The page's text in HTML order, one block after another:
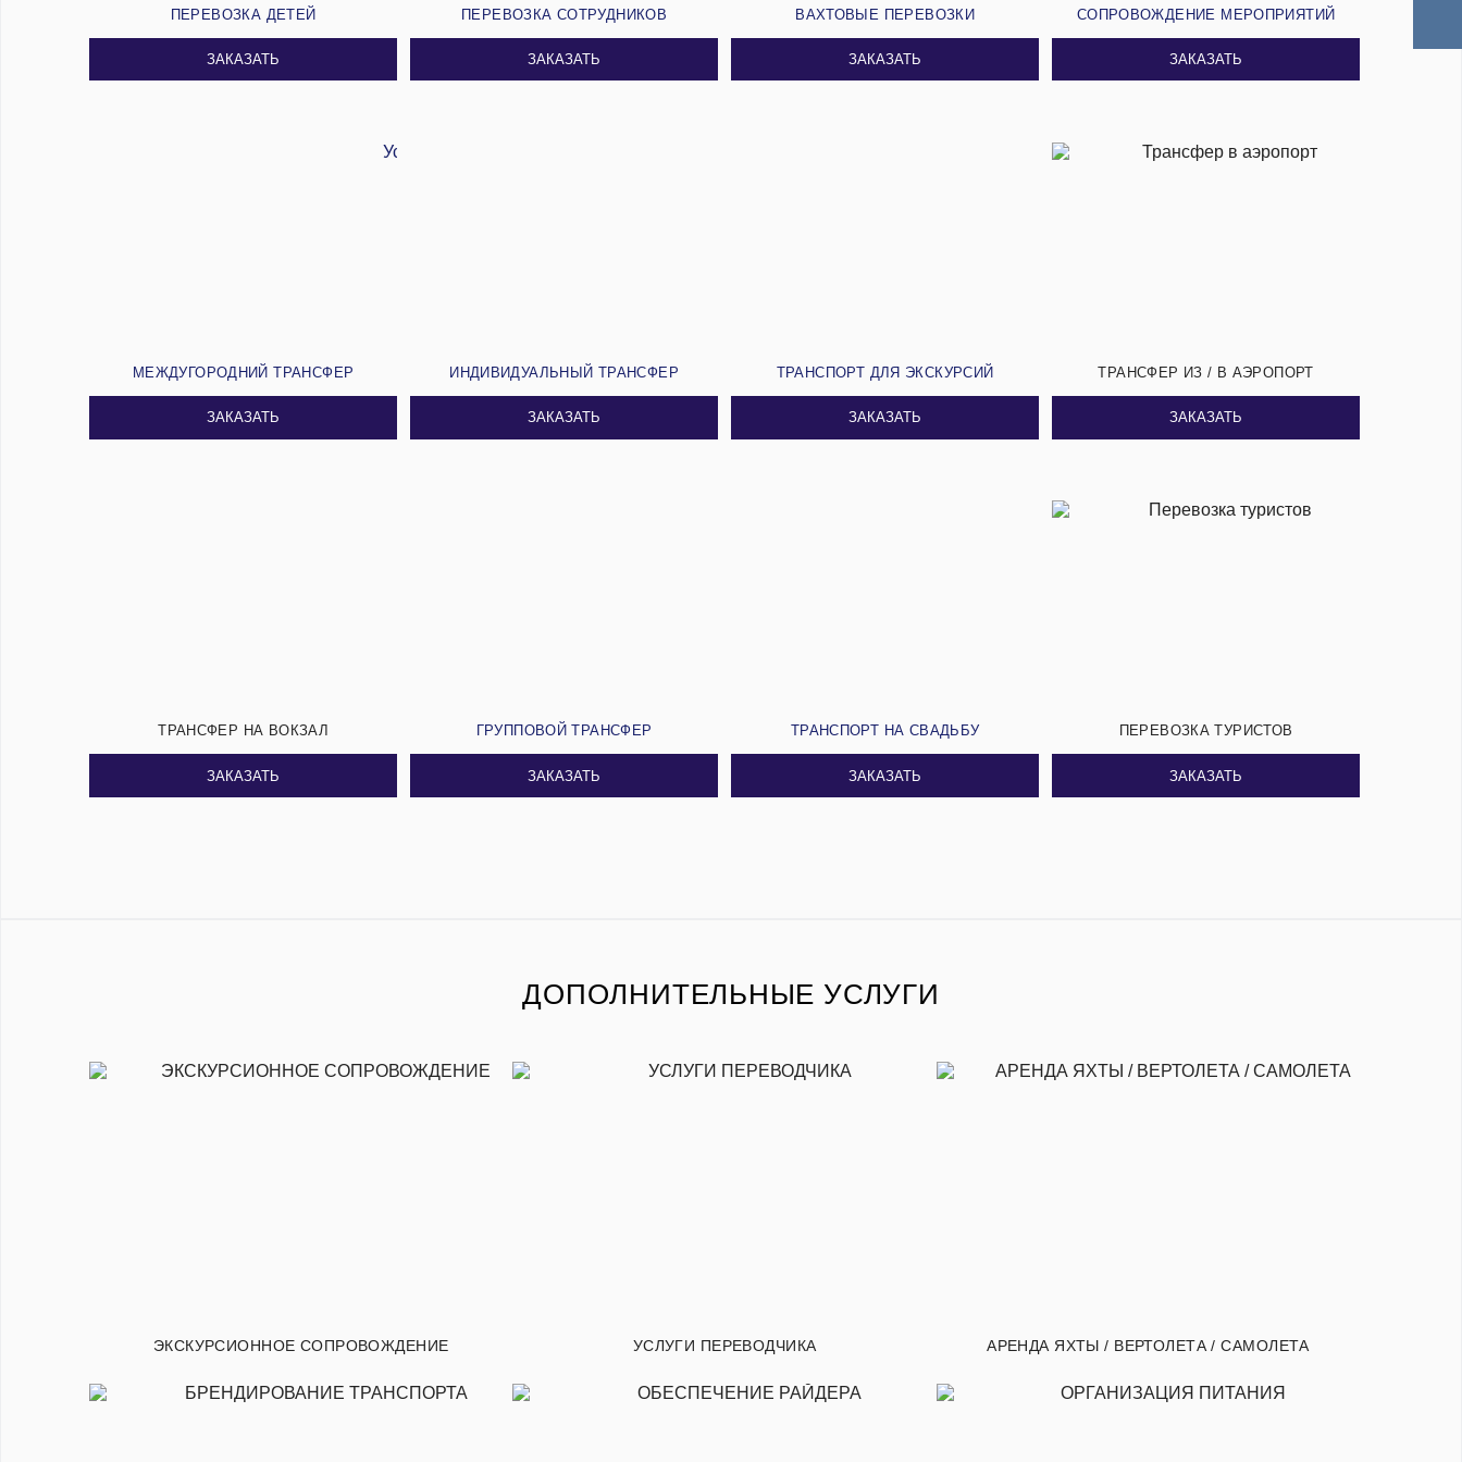
ПЕРЕВОЗКА ДЕТЕЙ
ЗАКАЗАТЬ
ПЕРЕВОЗКА СОТРУДНИКОВ
ЗАКАЗАТЬ
ВАХТОВЫЕ ПЕРЕВОЗКИ
ЗАКАЗАТЬ
СОПРОВОЖДЕНИЕ МЕРОПРИЯТИЙ
ЗАКАЗАТЬ
МЕЖДУГОРОДНИЙ ТРАНСФЕР
ЗАКАЗАТЬ
ИНДИВИДУАЛЬНЫЙ ТРАНСФЕР
ЗАКАЗАТЬ
ТРАНСПОРТ ДЛЯ ЭКСКУРСИЙ
ЗАКАЗАТЬ
ТРАНСФЕР ИЗ / В АЭРОПОРТ
ЗАКАЗАТЬ
ТРАНСФЕР НА ВОКЗАЛ
ЗАКАЗАТЬ
ГРУППОВОЙ ТРАНСФЕР
ЗАКАЗАТЬ
ТРАНСПОРТ НА СВАДЬБУ
ЗАКАЗАТЬ
ПЕРЕВОЗКА ТУРИСТОВ
ЗАКАЗАТЬ
ДОПОЛНИТЕЛЬНЫЕ УСЛУГИ
ЭКСКУРСИОННОЕ СОПРОВОЖДЕНИЕ УСЛУГИ ПЕРЕВОДЧИКА АРЕНДА ЯХТЫ / ВЕРТОЛЕТА / САМОЛЕТА